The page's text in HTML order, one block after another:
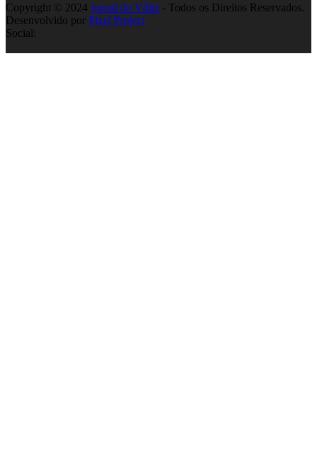
Copyright © 2024 Jornal do Vôlei - Todos os Direitos Reservados.
Desenvolvido por Pixel Project
Social: